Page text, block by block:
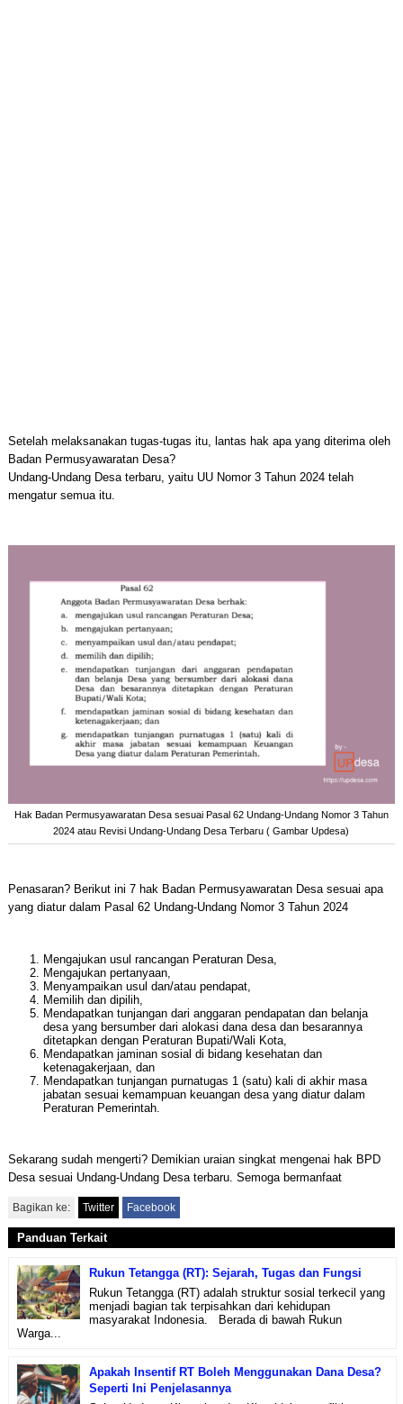
Setelah melaksanakan tugas-tugas itu, lantas hak apa yang diterima oleh
Badan Permusyawaratan Desa?
Undang-Undang Desa terbaru, yaitu UU Nomor 3 Tahun 2024 telah
mengatur semua itu.
Hak Badan Permusyawaratan Desa sesuai Pasal 62 Undang-Undang Nomor 3 Tahun
2024 atau Revisi Undang-Undang Desa Terbaru ( Gambar Updesa)
Penasaran? Berikut ini 7 hak Badan Permusyawaratan Desa sesuai apa
yang diatur dalam Pasal 62 Undang-Undang Nomor 3 Tahun 2024
Mengajukan usul rancangan Peraturan Desa,
Mengajukan pertanyaan,
Menyampaikan usul dan/atau pendapat,
Memilih dan dipilih,
Mendapatkan tunjangan dari anggaran pendapatan dan belanja
desa yang bersumber dari alokasi dana desa dan besarannya
ditetapkan dengan Peraturan Bupati/Wali Kota,
Mendapatkan jaminan sosial di bidang kesehatan dan
ketenagakerjaan, dan
Mendapatkan tunjangan purnatugas 1 (satu) kali di akhir masa
jabatan sesuai kemampuan keuangan desa yang diatur dalam
Peraturan Pemerintah.
Sekarang sudah mengerti? Demikian uraian singkat mengenai hak BPD
Desa sesuai Undang-Undang Desa terbaru. Semoga bermanfaat
Bagikan ke: Twitter Facebook
Panduan Terkait
Rukun Tetangga (RT): Sejarah, Tugas dan Fungsi
Rukun Tetangga (RT) adalah struktur sosial terkecil yang
menjadi bagian tak terpisahkan dari kehidupan
masyarakat Indonesia. Berada di bawah Rukun
Warga...
Apakah Insentif RT Boleh Menggunakan Dana Desa?
Seperti Ini Penjelasannya